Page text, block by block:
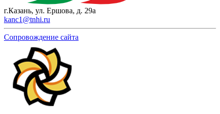
г.Казань, ул. Ершова, д. 29а
kanc1@tnhi.ru
Сопровождение сайта